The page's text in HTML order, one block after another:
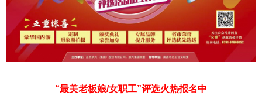
“最美老板娘/女职工”评选火热报名中